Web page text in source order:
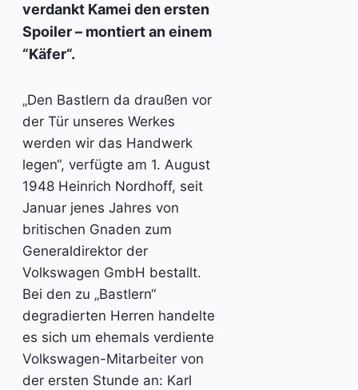
verdankt Kamei den ersten
Spoiler – montiert an einem
“Käfer“.
„Den Bastlern da draußen vor
der Tür unseres Werkes
werden wir das Handwerk
legen“, verfügte am 1. August
1948 Heinrich Nordhoff, seit
Januar jenes Jahres von
britischen Gnaden zum
Generaldirektor der
Volkswagen GmbH bestallt.
Bei den zu „Bastlern“
degradierten Herren handelte
es sich um ehemals verdiente
Volkswagen-Mitarbeiter von
der ersten Stunde an: Karl